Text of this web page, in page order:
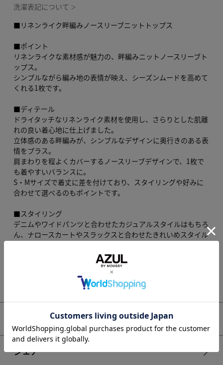
洗濯表記について ＞
■リネンライク畔編みノースリーブニットトップス
■ポイント
リネンライクな素材感が魅力の、畔編みニットノースリーブト
ップス。
シンプルながら編み地の表情が映え、シーズンムードを高めて
くれる1枚です。
■ディテール
ドライタッチなリネンライク素材を使用し、さらりとした肌離
れの良い着心地に仕上げました。
立体感のある畔編みが、シンプルなデザインに奥行きのある表
情をプラス。
肩まわりを程よくカバーするノースリーブデザインで、1枚で
も着やすいバランスに。
S・Mサイズで着丈に差を付けており、スタイリングや好みに
合わせて選べるのもポイントです。
■スタイリング
デニムやワイドパンツと合わせたカジュアルスタイルはもちろ
ん、ナロースカートやスラックスと合わせたきれいめスタイル
シャツやシアーアイテムとのレイヤードスタイルも楽しめま
シンプルなボトムと合わせるだけで、素材感と編み地の表情が
引き立つ着こなしが完成します。
ドライタッチのレーヨン混の素材を、ミドルゲージで編み込
み、ほどよい度目で、清涼感を表現しています。
この時期に涼しく着られるサマーニットです。
もっと見る
アイテムサイズ
シェア